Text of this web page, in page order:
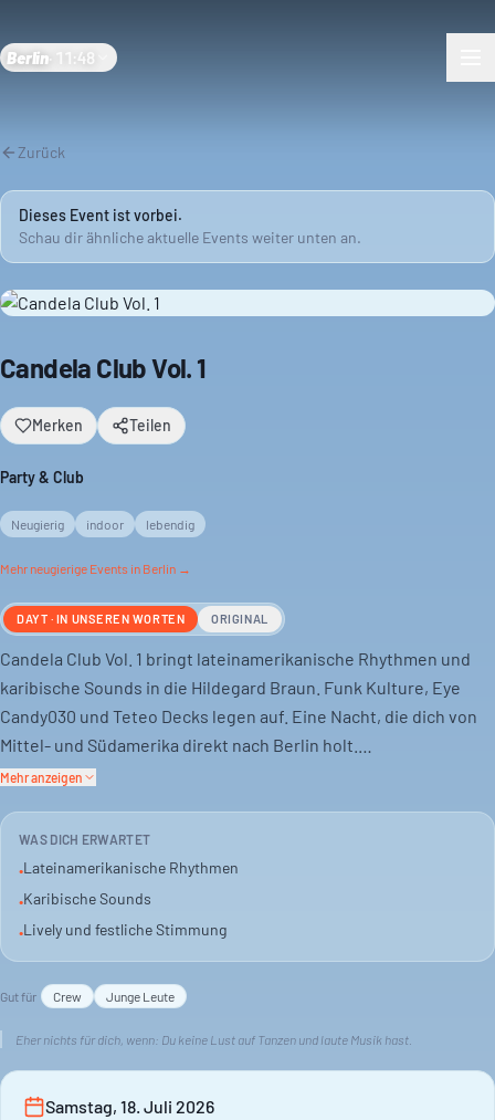
Berlin 11:48
Zurück
Dieses Event ist vorbei.
Schau dir ähnliche aktuelle Events weiter unten an.
Candela Club Vol. 1
Merken Teilen
Party & Club
Neugierig indoor lebendig
Mehr neugierige Events in Berlin →
DAYT · IN UNSEREN WORTEN ORIGINAL
Candela Club Vol. 1 bringt lateinamerikanische Rhythmen und
karibische Sounds in die Hildegard Braun. Funk Kulture, Eye
Candy030 und Teteo Decks legen auf. Eine Nacht, die dich von
Mittel- und Südamerika direkt nach Berlin holt.
Morgenstunden. Erwarte eine lebendige und festliche
Stimmung. Der Eintritt beginnt bei 12 Euro.
Freunden eine gute Zeit zu haben. Die Hildegard Braun bietet
Mehr anzeigen
WAS DICH ERWARTET
•Lateinamerikanische Rhythmen
•Karibische Sounds
•Lively und festliche Stimmung
Gut für Crew Junge Leute
Eher nichts für dich, wenn: Du keine Lust auf Tanzen und laute Musik hast.
Samstag, 18. Juli 2026